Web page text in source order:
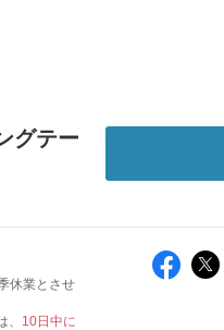
グテー
休業とさせ
10日中に